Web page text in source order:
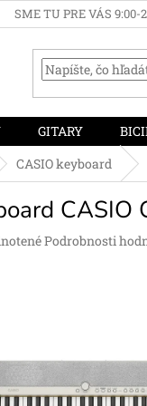
SME TU PRE VÁS 9:00-
GITARY
CASIO keyboard
CASIO
Podrobnosti